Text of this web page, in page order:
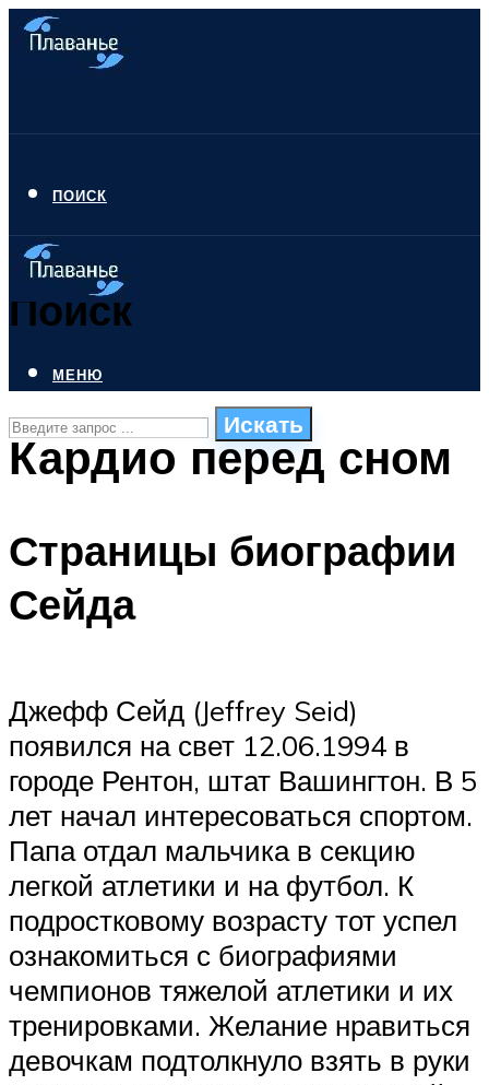
ПОИСК
Поиск
Искать
СТИЛИ ПЛАВАНЬЯ
ПЛАВАНЬЕ ДЛЯ ПОХУДЕНИЯ
БАССЕЙН ДЛЯ ДОМА
ОЧИСТКА БАССЕЙНОВ
МЕНЮ
Кардио перед сном
Страницы биографии
Сейда
Джефф Сейд (Jeffrey Seid)
появился на свет 12.06.1994 в
городе Рентон, штат Вашингтон. В 5
лет начал интересоваться спортом.
Папа отдал мальчика в секцию
легкой атлетики и на футбол. К
подростковому возрасту тот успел
ознакомиться с биографиями
чемпионов тяжелой атлетики и их
тренировками. Желание нравиться
девочкам подтолкнуло взять в руки